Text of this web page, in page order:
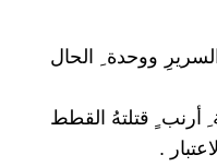
ووحدة ِ الحال
أرنب ٍ قتلتهُ القطط
.